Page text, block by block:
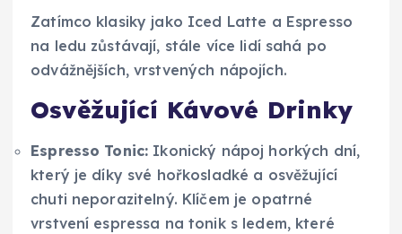
Zatímco klasiky jako Iced Latte a Espresso
na ledu zůstávají, stále více lidí sahá po
odvážnějších, vrstvených nápojích.
Osvěžující Kávové Drinky
Espresso Tonic: Ikonický nápoj horkých dní,
který je díky své hořkosladké a osvěžující
chuti neporazitelný. Klíčem je opatrné
vrstvení espressa na tonik s ledem, které